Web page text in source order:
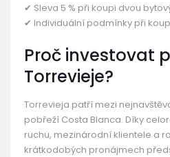
✔ Sleva 5 % při koupi dvou
✔ Individuální podmínky při
Proč investovat
Torrevieje?
Torrevieja patří mezi
pobřeží Costa Blanca. Díky
ruchu, mezinárodní klientele a
krátkodobých pronájmech